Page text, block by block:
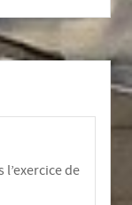
l’exercice de